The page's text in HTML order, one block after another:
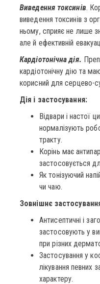
Виведення токсинів.
виведення токсинів з
ньому, сприяє не лише
але й ефективній
Кардіотонічна дія.
кардіотонічну дію та
корисний для серцево-
Дія і застосування:
Відвари і настої
нормалізують
тракту.
Корінь має
застосовується
Як тонізуючий
чи чаю.
Зовнішнє
Антисептичні і
застосовують у
при різних
Застосування у
лікування певних
характеру.